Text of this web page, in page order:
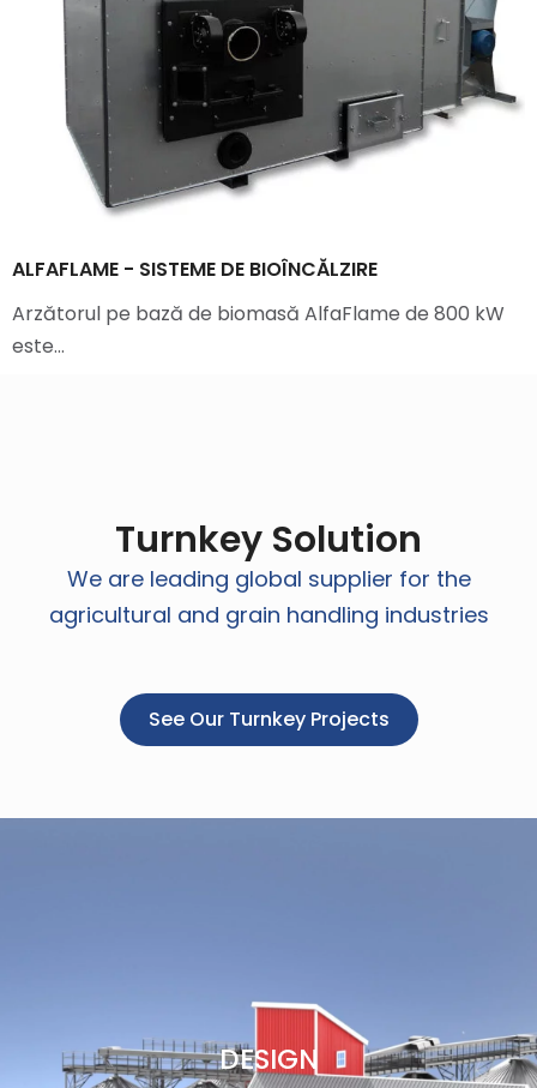
ALFAFLAME - SISTEME DE BIOÎNCĂLZIRE
Arzătorul pe bază de biomasă AlfaFlame de 800 kW
este…
Turnkey Solution
We are leading global supplier for the
agricultural and grain handling industries
See Our Turnkey Projects
DESIGN